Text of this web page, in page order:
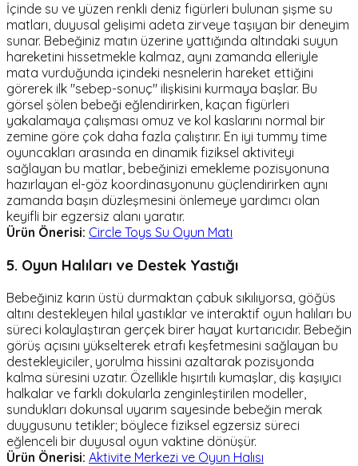
İçinde su ve yüzen renkli deniz figürleri bulunan şişme su
matları, duyusal gelişimi adeta zirveye taşıyan bir deneyim
sunar. Bebeğiniz matın üzerine yattığında altındaki suyun
hareketini hissetmekle kalmaz, aynı zamanda elleriyle
mata vurduğunda içindeki nesnelerin hareket ettiğini
görerek ilk "sebep-sonuç" ilişkisini kurmaya başlar. Bu
görsel şölen bebeği eğlendirirken, kaçan figürleri
yakalamaya çalışması omuz ve kol kaslarını normal bir
zemine göre çok daha fazla çalıştırır. En iyi tummy time
oyuncakları arasında en dinamik fiziksel aktiviteyi
sağlayan bu matlar, bebeğinizi emekleme pozisyonuna
hazırlayan el-göz koordinasyonunu güçlendirirken aynı
zamanda başın düzleşmesini önlemeye yardımcı olan
keyifli bir egzersiz alanı yaratır.
Ürün Önerisi: Circle Toys Su Oyun Matı
5. Oyun Halıları ve Destek Yastığı
Bebeğiniz karın üstü durmaktan çabuk sıkılıyorsa, göğüs
altını destekleyen hilal yastıklar ve interaktif oyun halıları bu
süreci kolaylaştıran gerçek birer hayat kurtarıcıdır. Bebeğin
görüş açısını yükselterek etrafı keşfetmesini sağlayan bu
destekleyiciler, yorulma hissini azaltarak pozisyonda
kalma süresini uzatır. Özellikle hışırtılı kumaşlar, diş kaşıyıcı
halkalar ve farklı dokularla zenginleştirilen modeller,
sundukları dokunsal uyarım sayesinde bebeğin merak
duygusunu tetikler; böylece fiziksel egzersiz süreci
eğlenceli bir duyusal oyun vaktine dönüşür.
Ürün Önerisi: Aktivite Merkezi ve Oyun Halısı